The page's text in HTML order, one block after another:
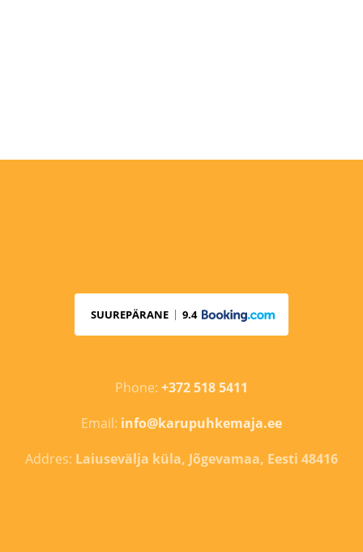
SUUREPÄRANE 9.4
Phone: +372 518 5411
Email: info@karupuhkemaja.ee
Addres: Laiusevälja küla, Jõgevamaa, Eesti 48416